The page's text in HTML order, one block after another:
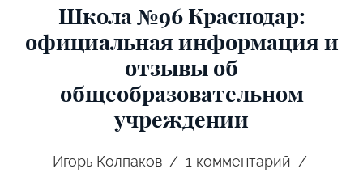
Школа №96 Краснодар:
официальная информация и
отзывы об
общеобразовательном
учреждении
Игорь Колпаков 1 комментарий